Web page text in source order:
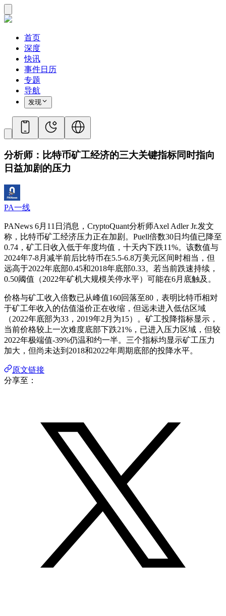
首页
深度
快讯
事件日历
专题
导航
发现
分析师：比特币矿工经济的三大关键指标同时指向
日益加剧的压力
PA一线
PANews 6月11日消息，CryptoQuant分析师Axel Adler Jr.发文
称，比特币矿工经济压力正在加剧。Puell倍数30日均值已降至
0.74，矿工日收入低于年度均值，十天内下跌11%。该数值与
2024年7-8月减半前后比特币在5.5-6.8万美元区间时相当，但
远高于2022年底部0.45和2018年底部0.33。若当前跌速持续，
0.50阈值（2022年矿机大规模关停水平）可能在6月底触及。
价格与矿工收入倍数已从峰值160回落至80，表明比特币相对
于矿工年收入的估值溢价正在收缩，但远未进入低估区域
（2022年底部为33，2019年2月为15）。矿工投降指标显示，
当前价格较上一次难度底部下跌21%，已进入压力区域，但较
2022年极端值-39%仍温和约一半。三个指标均显示矿工压力
加大，但尚未达到2018和2022年周期底部的投降水平。
原文链接
分享至：